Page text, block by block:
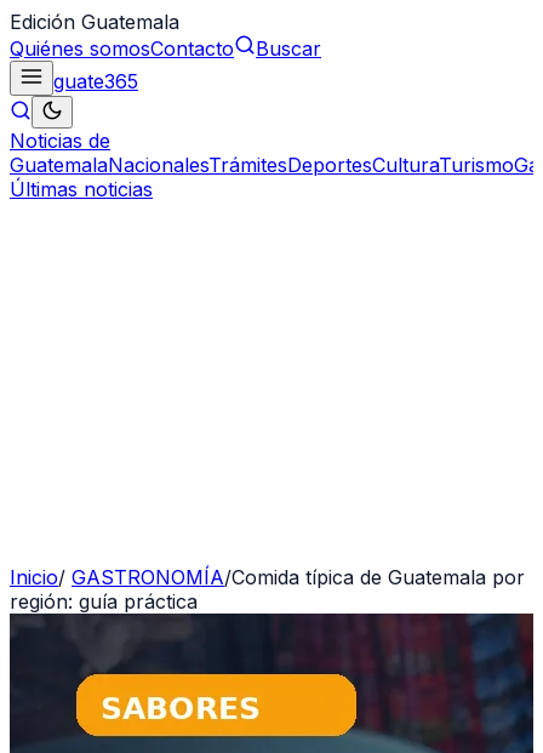
Edición Guatemala
Quiénes somosContacto
Buscar
guate365
Noticias de
GuatemalaNacionalesTrámitesDeportesCulturaTurismo
Últimas noticias
Inicio/ GASTRONOMÍA/Comida típica de Guatemala por
región: guía práctica